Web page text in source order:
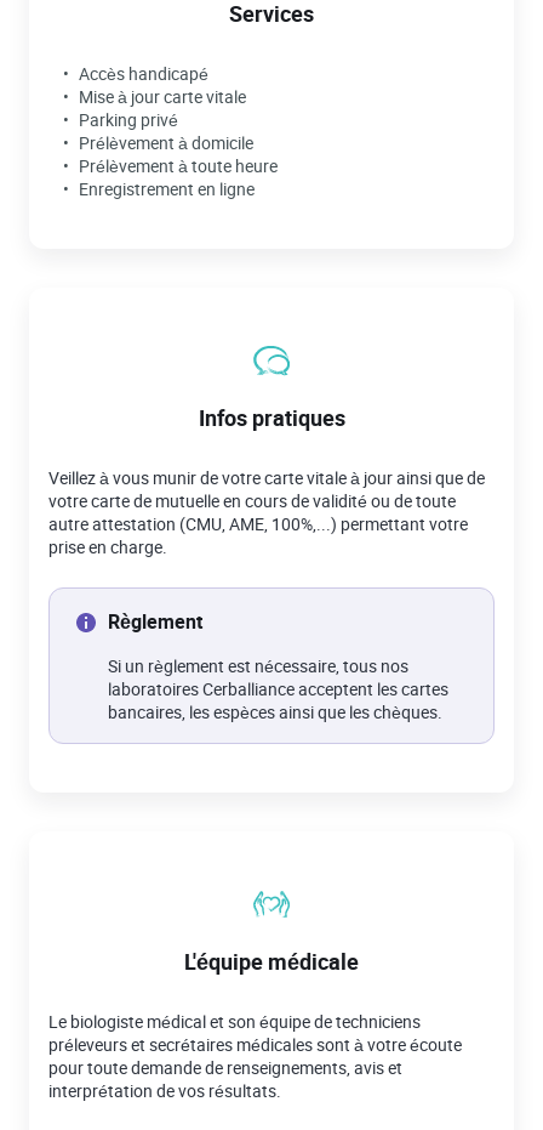
Services
Accès handicapé
Mise à jour carte vitale
Parking privé
Prélèvement à domicile
Prélèvement à toute heure
Enregistrement en ligne
Infos pratiques
Veillez à vous munir de votre carte vitale à jour ainsi que de
votre carte de mutuelle en cours de validité ou de toute
autre attestation (CMU, AME, 100%,...) permettant votre
prise en charge.
Règlement
Si un règlement est nécessaire, tous nos
laboratoires Cerballiance acceptent les cartes
bancaires, les espèces ainsi que les chèques.
L'équipe médicale
Le biologiste médical et son équipe de techniciens
préleveurs et secrétaires médicales sont à votre écoute
pour toute demande de renseignements, avis et
interprétation de vos résultats.